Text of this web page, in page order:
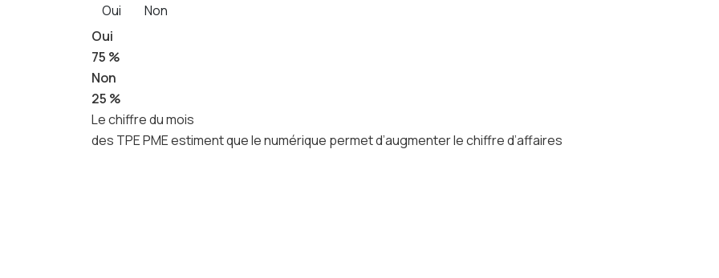
Oui
Non
Oui
75 %
Non
25 %
Le chiffre du mois
des TPE PME estiment que le numérique permet d’augmenter le chiffre d’affaires